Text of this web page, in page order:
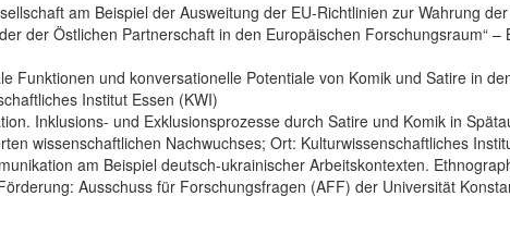
am Beispiel der Ausweitung der EU-Richtlinien zur Wahrung
der Östlichen Partnerschaft in den Europäischen Forschungsraum“
Funktionen und konversationelle Potentiale von Komik und Satire in
Institut Essen (KWI)
Inklusions- und Exklusionsprozesse durch Satire und Komik in
wissenschaftlichen Nachwuchses; Ort: Kulturwissenschaftliches
am Beispiel deutsch-ukrainischer Arbeitskontexten.
Ausschuss für Forschungsfragen (AFF) der Universität